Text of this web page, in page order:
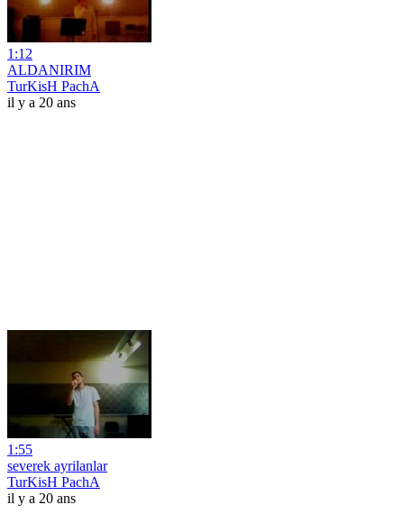
1:12
ALDANIRIM
TurKisH PachA
il y a 20 ans
1:55
severek ayrilanlar
TurKisH PachA
il y a 20 ans